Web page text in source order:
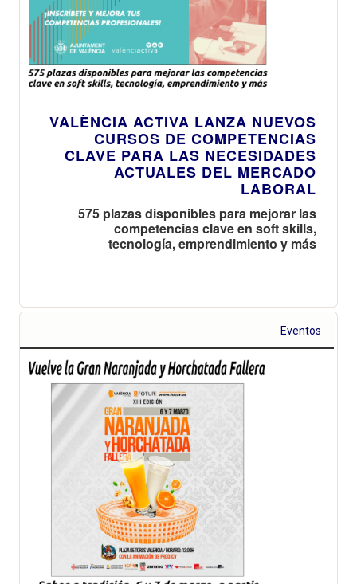
VALÈNCIA ACTIVA LANZA NUEVOS
CURSOS DE COMPETENCIAS
CLAVE PARA LAS NECESIDADES
ACTUALES DEL MERCADO
LABORAL
575 plazas disponibles para mejorar las
competencias clave en soft skills,
tecnología, emprendimiento y más
Eventos